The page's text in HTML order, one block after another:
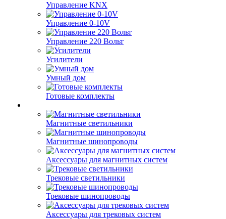
Управление KNX
Управление 0-10V
Управление 220 Вольт
Усилители
Умный дом
Готовые комплекты
Магнитные светильники
Магнитные шинопроводы
Аксессуары для магнитных систем
Трековые светильники
Трековые шинопроводы
Аксессуары для трековых систем